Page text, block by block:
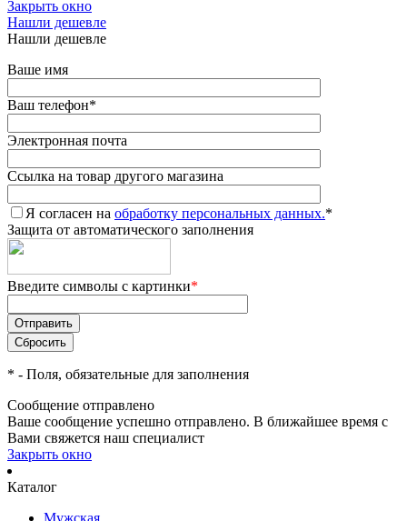
Закрыть окно
Нашли дешевле
Нашли дешевле
Ваше имя
Ваш телефон*
Электронная почта
Ссылка на товар другого магазина
Я согласен на обработку персональных данных.*
Защита от автоматического заполнения
Введите символы с картинки*
* - Поля, обязательные для заполнения
Сообщение отправлено
Ваше сообщение успешно отправлено. В ближайшее время с
Вами свяжется наш специалист
Закрыть окно
Каталог